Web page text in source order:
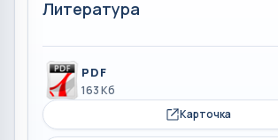
Литература
PDF
163 Кб
Карточка